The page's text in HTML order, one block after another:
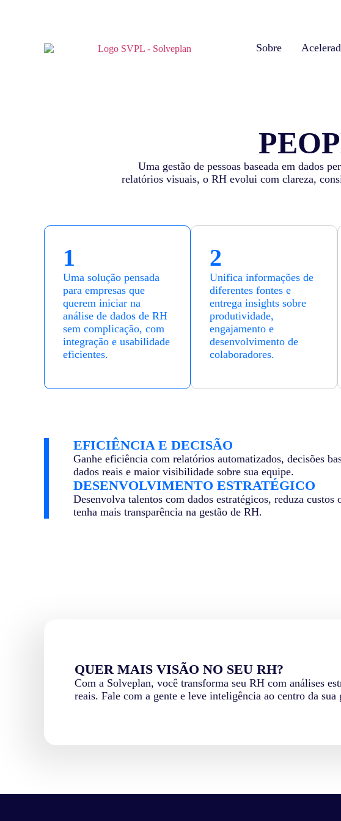
Sobre
Uma gestão de pessoas baseada em dados
relatórios visuais, o RH evolui com clareza,
1
Uma solução pensada
para empresas que
querem iniciar na
análise de dados de RH
sem complicação, com
integração e usabilidade
eficientes.
2
Unifica informações de
diferentes fontes e
entrega insights sobre
produtividade,
engajamento e
desenvolvimento de
colaboradores.
EFICIÊNCIA E DECISÃO
Ganhe eficiência com relatórios automatizados, decisões
dados reais e maior visibilidade sobre sua equipe.
DESENVOLVIMENTO ESTRATÉGICO
Desenvolva talentos com dados estratégicos, reduza custos
tenha mais transparência na gestão de RH.
QUER MAIS VISÃO NO SEU RH?
Com a Solveplan, você transforma seu RH com análises
reais. Fale com a gente e leve inteligência ao centro da sua